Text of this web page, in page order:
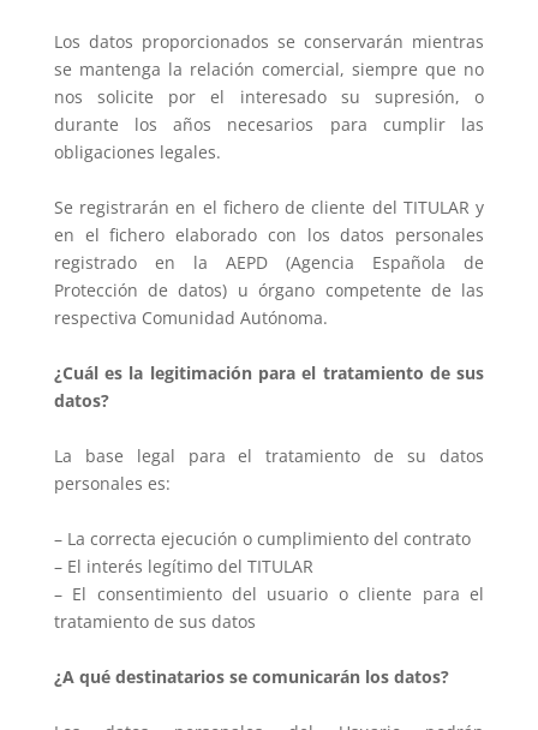
Los datos proporcionados se conservarán mientras
se mantenga la relación comercial, siempre que no
nos solicite por el interesado su supresión, o
durante los años necesarios para cumplir las
obligaciones legales.
Se registrarán en el fichero de cliente del TITULAR y
en el fichero elaborado con los datos personales
registrado en la AEPD (Agencia Española de
Protección de datos) u órgano competente de las
respectiva Comunidad Autónoma.
¿Cuál es la legitimación para el tratamiento de sus
datos?
La base legal para el tratamiento de su datos
personales es:
– La correcta ejecución o cumplimiento del contrato
– El interés legítimo del TITULAR
– El consentimiento del usuario o cliente para el
tratamiento de sus datos
¿A qué destinatarios se comunicarán los datos?